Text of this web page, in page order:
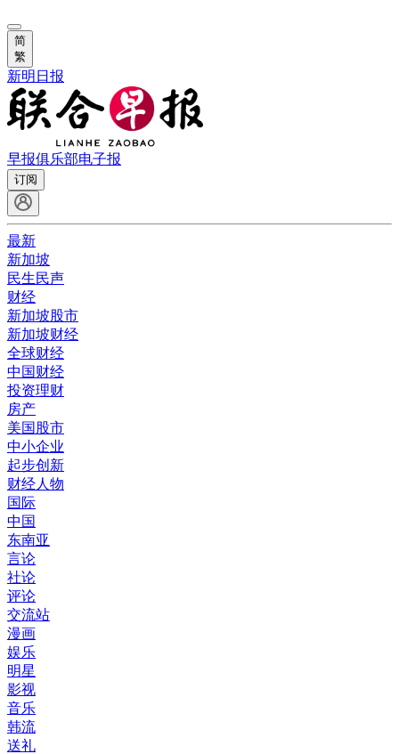
简
繁
新明日报
早报俱乐部电子报
订阅
最新
新加坡
民生民声
财经
新加坡股市
新加坡财经
全球财经
中国财经
投资理财
房产
美国股市
中小企业
起步创新
财经人物
国际
中国
东南亚
言论
社论
评论
交流站
漫画
娱乐
明星
影视
音乐
韩流
送礼